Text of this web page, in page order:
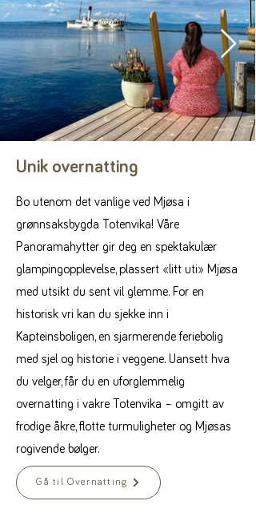
Unik overnatting
Bo utenom det vanlige ved Mjøsa i
grønnsaksbygda Totenvika! Våre
Panoramahytter gir deg en spektakulær
glampingopplevelse, plassert «litt uti» Mjøsa
med utsikt du sent vil glemme. For en
historisk vri kan du sjekke inn i
Kapteinsboligen, en sjarmerende feriebolig
med sjel og historie i veggene. Uansett hva
du velger, får du en uforglemmelig
overnatting i vakre Totenvika – omgitt av
frodige åkre, flotte turmuligheter og Mjøsas
rogivende bølger.
Gå til Overnatting